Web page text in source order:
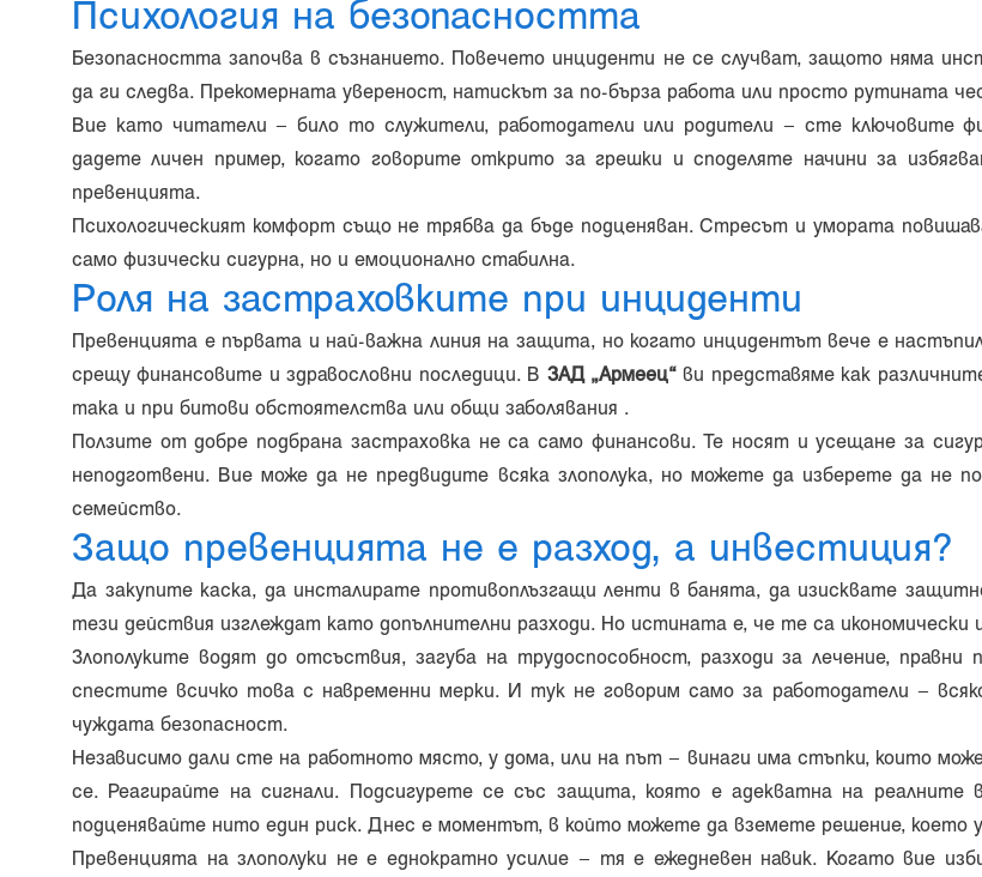
Психология на безопасността
Безопасността започва в съзнанието. Повечето инциденти не се случват, защото няма
да ги следва. Прекомерната увереност, натискът за по-бърза работа или просто рутината
Вие като читатели – било то служители, работодатели или родители – сте ключовите
дадете личен пример, когато говорите открито за грешки и споделяте начини за
превенцията.
Психологическият комфорт също не трябва да бъде подценяван. Стресът и умората
само физически сигурна, но и емоционално стабилна.
Роля на застраховките при инциденти
Превенцията е първата и най-важна линия на защита, но когато инцидентът вече е
срещу финансовите и здравословни последици. В ЗАД „Армеец“ви представяме как
така и при битови обстоятелства или общи заболявания .
Ползите от добре подбрана застраховка не са само финансови. Те носят и усещане за
неподготвени. Вие може да не предвидите всяка злополука, но можете да изберете да не
семейство.
Защо превенцията не е разход, а инвестиция?
Да закупите каска, да инсталирате противоплъзгащи ленти в банята, да изисквате
тези действия изглеждат като допълнителни разходи. Но истината е, че те са икономически
Злополуките водят до отсъствия, загуба на трудоспособност, разходи за лечение,
спестите всичко това с навременни мерки. И тук не говорим само за работодатели –
чуждата безопасност.
Независимо дали сте на работното място, у дома, или на път – винаги има стъпки, които
се. Реагирайте на сигнали. Подсигурете се със защита, която е адекватна на
подценявайте нито един риск. Днес е моментът, в който можете да вземете решение,
Превенцията на злополуки не е еднократно усилие – тя е ежедневен навик. Когато вие